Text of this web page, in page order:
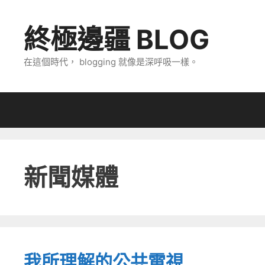
終極邊疆 BLOG
在這個時代， blogging 就像是深呼吸一樣。
新聞媒體